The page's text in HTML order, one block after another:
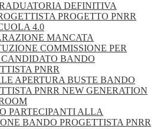
DEFINITIVA
PROGETTO PNRR
4.0
MANCATA
COMMISSIONE PER
BANDO
PNRR
APERTURA BUSTE BANDO
PNRR NEW GENERATION
PARTECIPANTI ALLA
BANDO PROGETTISTA PNRR